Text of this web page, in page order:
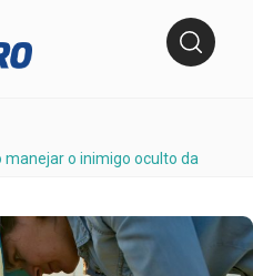
o inimigo oculto da